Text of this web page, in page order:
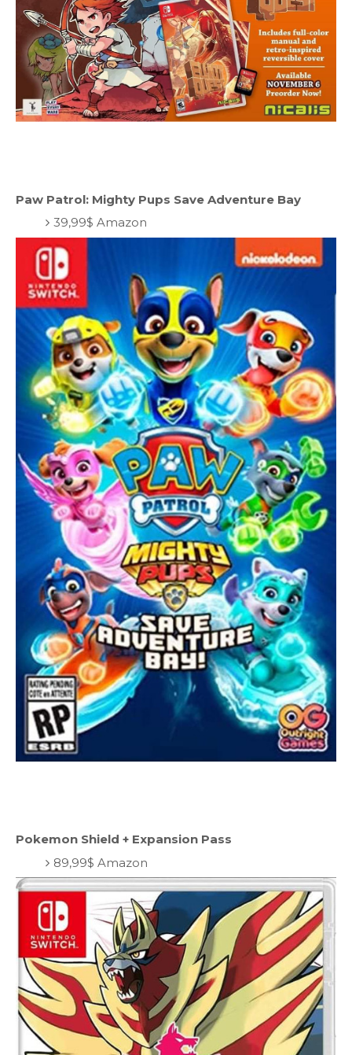
Paw Patrol: Mighty Pups Save Adventure Bay
39,99$ Amazon
Pokemon Shield + Expansion Pass
89,99$ Amazon